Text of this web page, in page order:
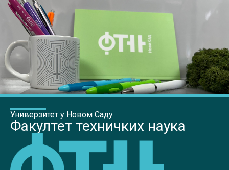
Универзитет у Новом Саду
Факултет техничких наука